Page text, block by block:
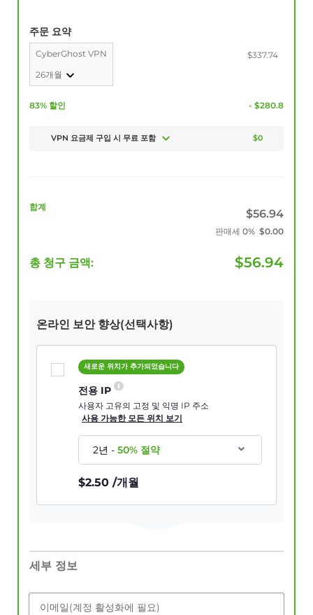
주문 요약
CyberGhost VPN
26개월
$337.74
83% 할인 - $280.8
VPN 요금제 구입 시 무료 포함 $0
합계
$56.94
판매세 0% $0.00
총 청구 금액: $56.94
온라인 보안 향상(선택사항)
새로운 위치가 추가되었습니다
전용 IP
사용자 고유의 고정 및 익명 IP 주소
사용 가능한 모든 위치 보기
2년-50% 절약
$2.50 /개월
세부 정보
이메일(계정 활성화에 필요)